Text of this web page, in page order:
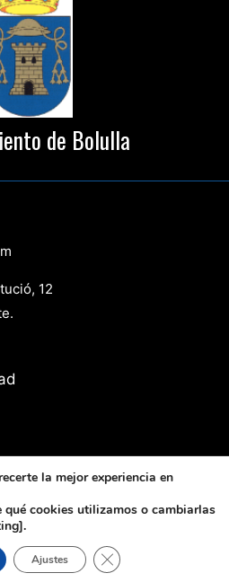
de Bolulla
12
Servicio de Informática de Diputación de
Alicante
la mejor experiencia en
qué cookies utilizamos o cambiarlas
Ajustes Cerrar el banner de